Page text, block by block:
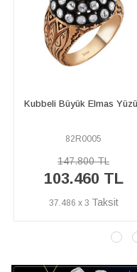
Kubbeli Büyük Elmas
82R0005
147.800 TL
103.460 TL
37.486 x 3